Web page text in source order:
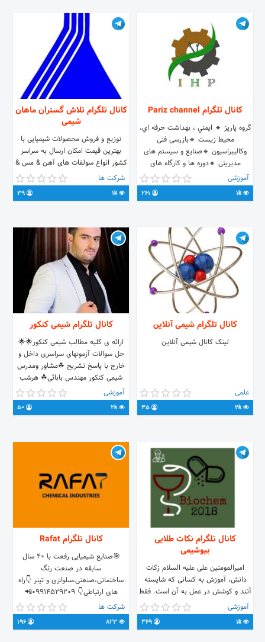
کانال تلگرام Pariz channel
گروه پاریز 🔸 ايمني ، بهداشت حرفه اي،
محيط زيست 🔹بازرسی فنی
وکالیبراسیون 🔸صنایع و سیستم های
مدیریتی 🔸دوره ها و کارگاه های
تخصصی تماس با ما : @sha_al
09188857912
آموزشی
1k
کانال تلگرام تلاش گستران ماهان
شیمی
توزیع و فروش محصولات شیمیایی با
بهترین قیمت امکان ارسال به سراسر
کشور انواع سولفات های آهن & مس &
آمونیوم & پتاسیم & روی & منگنز &
آلومینیوم سود پرک*کات کبود*کلر
هندی و ایرانی و..... 021-43846151
شرکت ها
1k
کانال تلگرام شیمی آنلاین
لینک کانال شیمی آنلاین
علمی
2k
کانال تلگرام شیمی کنکور
ارائه ی کلیه مطالب شیمی کنکور🌟🌟
حل سوالات آزمونهای سراسری داخل و
خارج با پاسخ تشریح ☘مشاور ومدرس
شیمی کنکور مهندس بابائی☘ هرشب
بررسی یک گروه از جدول تناوبیآموزشی
2k
کانال تلگرام نکات طلایی
بیوشیمی
امیرالمومنین على عليه ‏السلام زكات
دانش، آموزش به كسانى كه شايسته
آنند و كوشش در عمل به آن است. فقط
آموزش رایگان بدون هیچ چشم داشتی
ادمین برای عزیزانی که سوال دارن بعد
از دادن پیام برای پاسخ صبور باشید
آموزشی
1k
کانال تلگرام Rafat
🎯صنایع شیمیایی رفعت با ۴۰ سال
سابقه در صنعت رنگ
ساختمانی،صنعتی،سلولزی و تینر 👇راه
های ارتباطی👇 09914529209📲
02177137528📞
شرکت ها